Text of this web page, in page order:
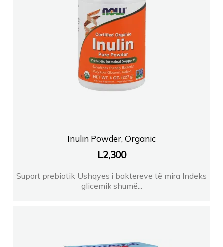
Inulin Powder, Organic
L2,300
Suport prebiotik Ushqyes i baktereve të mira Indeks
glicemik shumë...